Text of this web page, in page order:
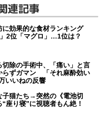
連記事
に効果的な食材ランキング
2位「マグロ」…1位は？
切除の手術中、「痛い」と言
らずガマン 「それ麻酔効い
いいねの反響
子猫たち→突然の《電池切
り寝”に視聴者もん絶！